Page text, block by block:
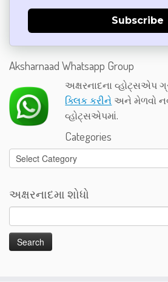
Subscribe
Aksharnaad Whatsapp Group
અક્ષરનાદના વ્હોટ્સએપ
ક્લિક કરીને અને મેળવો
વ્હોટ્સએપમાં.
Categories
Categories
અક્ષરનાદમા શોધો